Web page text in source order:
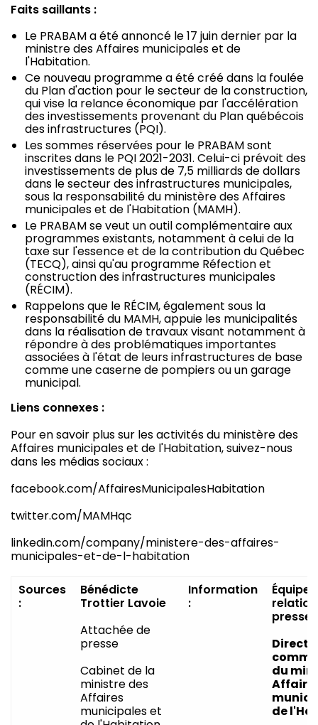
Faits saillants :
Le PRABAM a été annoncé le 17 juin dernier par la
ministre des Affaires municipales et de
l'Habitation.
Ce nouveau programme a été créé dans la foulée
du Plan d'action pour le secteur de la construction,
qui vise la relance économique par l'accélération
des investissements provenant du Plan québécois
des infrastructures (PQI).
Les sommes réservées pour le PRABAM sont
inscrites dans le PQI 2021-2031. Celui-ci prévoit des
investissements de plus de 7,5 milliards de dollars
dans le secteur des infrastructures municipales,
sous la responsabilité du ministère des Affaires
municipales et de l'Habitation (MAMH).
Le PRABAM se veut un outil complémentaire aux
programmes existants, notamment à celui de la
taxe sur l'essence et de la contribution du Québec
(TECQ), ainsi qu'au programme Réfection et
construction des infrastructures municipales
(RÉCIM).
Rappelons que le RÉCIM, également sous la
responsabilité du MAMH, appuie les municipalités
dans la réalisation de travaux visant notamment à
répondre à des problématiques importantes
associées à l'état de leurs infrastructures de base
comme une caserne de pompiers ou un garage
municipal.
Liens connexes :
Pour en savoir plus sur les activités du ministère des
Affaires municipales et de l'Habitation, suivez-nous
dans les médias sociaux :
facebook.com/AffairesMunicipalesHabitation
twitter.com/MAMHqc
linkedin.com/company/ministere-des-affaires-
municipales-et-de-l-habitation
Sources
:
Bénédicte
Trottier Lavoie
Attachée de
presse
Cabinet de la
ministre des
Affaires
municipales et
Information
:
Équipe
presse
du
de